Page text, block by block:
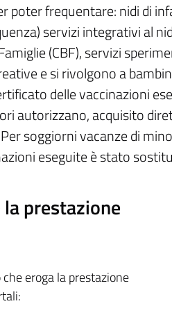
poter frequentare: nidi di
servizi integrativi al
(CBF), servizi
e si rivolgono a
delle vaccinazioni
autorizzano, acquisito
soggiorni vacanze di
eseguite è stato
prestazione
eroga la prestazione